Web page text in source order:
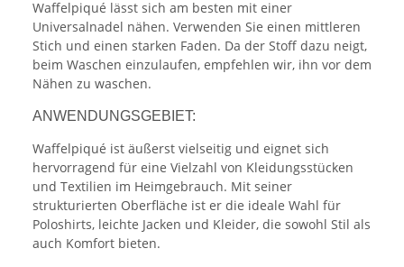
Waffelpiqué lässt sich am besten mit einer
Universalnadel nähen. Verwenden Sie einen mittleren
Stich und einen starken Faden. Da der Stoff dazu neigt,
beim Waschen einzulaufen, empfehlen wir, ihn vor dem
Nähen zu waschen.
ANWENDUNGSGEBIET:
Waffelpiqué ist äußerst vielseitig und eignet sich
hervorragend für eine Vielzahl von Kleidungsstücken
und Textilien im Heimgebrauch. Mit seiner
strukturierten Oberfläche ist er die ideale Wahl für
Poloshirts, leichte Jacken und Kleider, die sowohl Stil als
auch Komfort bieten.